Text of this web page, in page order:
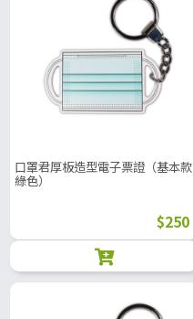
口罩君厚板造型電子票證（基本款
綠色）
$250